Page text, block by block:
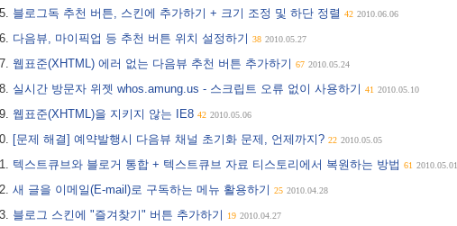
블로그독 추천 버튼, 스킨에 추가하기 + 크기 조정 및 하단 정렬 42 2010.06.06
다음뷰, 마이픽업 등 추천 버튼 위치 설정하기 38 2010.05.27
웹표준(XHTML) 에러 없는 다음뷰 추천 버튼 추가하기 67 2010.05.24
실시간 방문자 위젯 whos.amung.us - 스크립트 오류 없이 사용하기 41 2010.05.10
웹표준(XHTML)을 지키지 않는 IE8 42 2010.05.06
[문제 해결] 예약발행시 다음뷰 채널 초기화 문제, 언제까지? 22 2010.05.05
텍스트큐브와 블로거 통합 + 텍스트큐브 자료 티스토리에서 복원하는 방법 61 2010.05.01
새 글을 이메일(E-mail)로 구독하는 메뉴 활용하기 25 2010.04.28
블로그 스킨에 "즐겨찾기" 버튼 추가하기 19 2010.04.27